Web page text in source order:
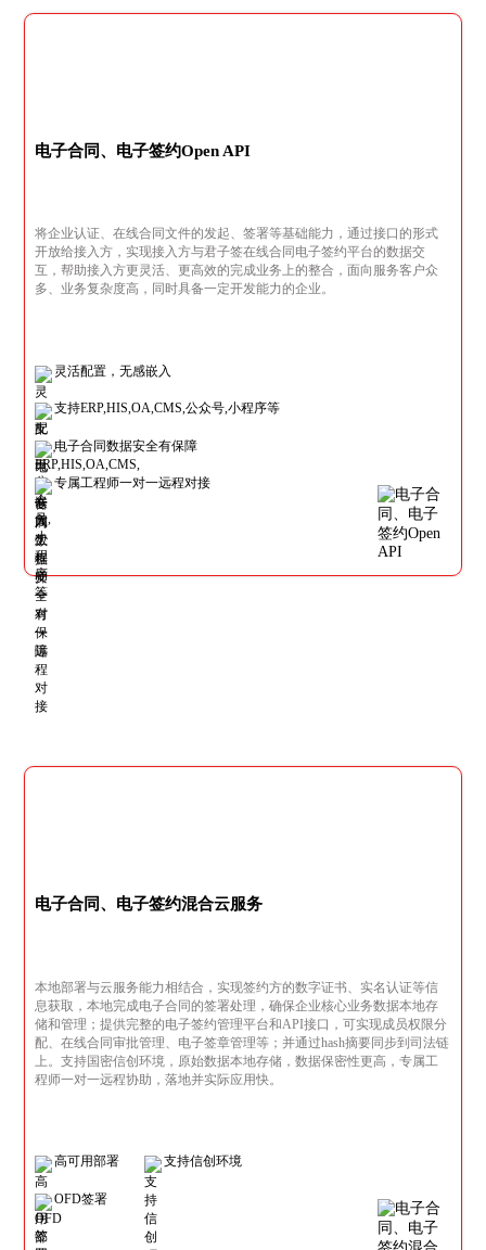
电子合同、电子签约Open API
将企业认证、在线合同文件的发起、签署等基础能力，通过接口的形式
开放给接入方，实现接入方与君子签在线合同电子签约平台的数据交
互，帮助接入方更灵活、更高效的完成业务上的整合，面向服务客户众
多、业务复杂度高，同时具备一定开发能力的企业。
灵活配置，无感嵌入
支持ERP,HIS,OA,CMS,公众号,小程序等
电子合同数据安全有保障
专属工程师一对一远程对接
电子合同、电子签约混合云服务
本地部署与云服务能力相结合，实现签约方的数字证书、实名认证等信
息获取，本地完成电子合同的签署处理，确保企业核心业务数据本地存
储和管理；提供完整的电子签约管理平台和API接口，可实现成员权限分
配、在线合同审批管理、电子签章管理等；并通过hash摘要同步到司法链
上。支持国密信创环境，原始数据本地存储，数据保密性更高，专属工
程师一对一远程协助，落地并实际应用快。
高可用部署 支持信创环境
OFD签署